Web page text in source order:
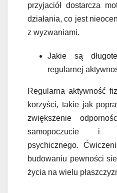
przyjaciół dostarcza
działania, co jest
z wyzwaniami.
Jakie są
regularnej
Regularna aktywność
korzyści, takie jak
zwiększenie
samopoczucie i
psychicznego.
budowaniu pewności
życia na wielu